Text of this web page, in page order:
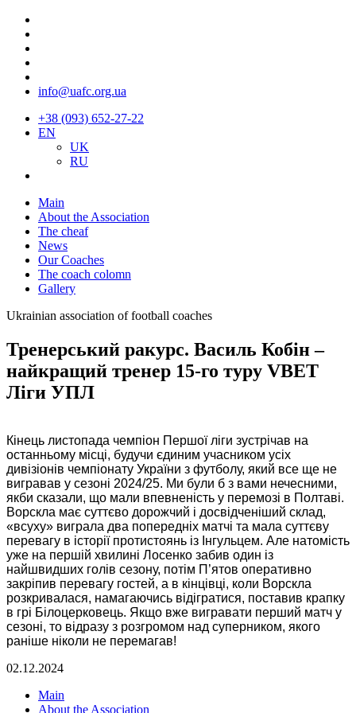
info@uafc.org.ua
+38 (093) 652-27-22
EN
UK
RU
Main
About the Association
The cheaf
News
Our Coaches
The coach colomn
Gallery
Ukrainian association of football coaches
Тренерський ракурс. Василь Кобін –
найкращий тренер 15-го туру VBET
Ліги УПЛ
Кінець листопада чемпіон Першої ліги зустрічав на
останньому місці, будучи єдиним учасником усіх
дивізіонів чемпіонату України з футболу, який все ще не
вигравав у сезоні 2024/25. Ми були б з вами нечесними,
якби сказали, що мали впевненість у перемозі в Полтаві.
Ворскла має суттєво дорожчий і досвідченіший склад,
«всуху» виграла два попередніх матчі та мала суттєву
перевагу в історії протистоянь із Інгульцем. Але натомість
уже на першій хвилині Лосенко забив один із
найшвидших голів сезону, потім П’ятов оперативно
закріпив перевагу гостей, а в кінцівці, коли Ворскла
розкривалася, намагаючись відігратися, поставив крапку
в грі Білоцерковець. Якщо вже вигравати перший матч у
сезоні, то відразу з розгромом над суперником, якого
раніше ніколи не перемагав!
02.12.2024
Main
About the Association